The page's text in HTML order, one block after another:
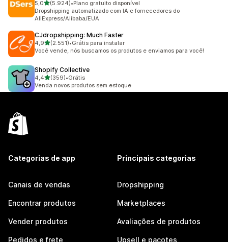
5,0de 5 estrelas
(5.924)
5924 avaliações ao todo
•Plano gratuito disponível
Dropshipping automatizado com IA e fornecedores do
AliExpress/Alibaba/EUA
CJdropshipping: Much Faster
4,9de 5 estrelas
(2.551)
2551 avaliações ao todo
•Grátis para instalar
Você vende, nós buscamos os produtos e enviamos para você!
Shopify Collective
4,4de 5 estrelas
(359)
359 avaliações ao todo
•Grátis
Venda novos produtos sem estoque
Categorias de app
Canais de vendas
Encontrar produtos
Vender produtos
Pedidos e frete
Principais categorias
Dropshipping
Marketplaces
Avaliações de produtos
Upsell e pacotes